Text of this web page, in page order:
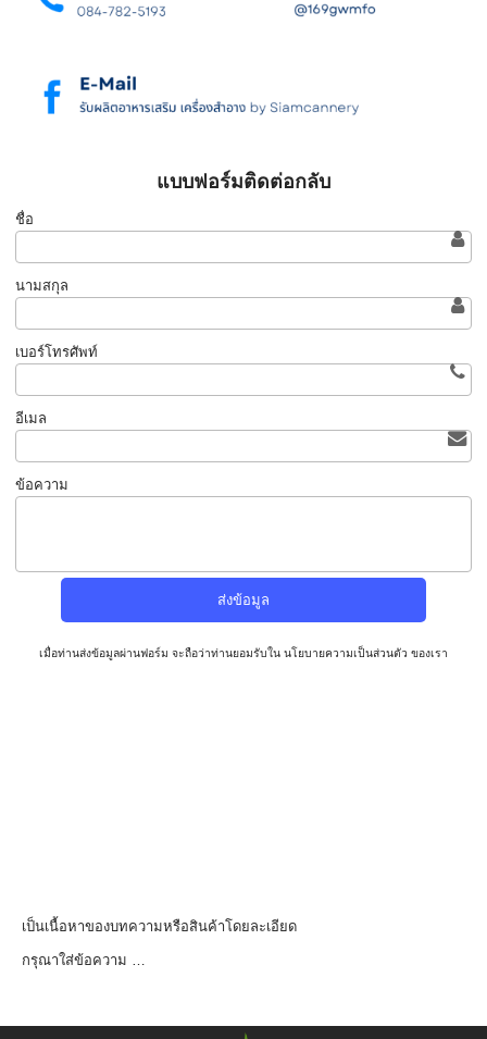
แบบฟอร์มติดต่อกลับ
ชื่อ
นามสกุล
เบอร์โทรศัพท์
อีเมล
ข้อความ
เมื่อท่านส่งข้อมูลผ่านฟอร์ม จะถือว่าท่านยอมรับใน นโยบายความเป็นส่วนตัว ของเรา
เป็นเนื้อหาของบทความหรือสินค้าโดยละเอียด
กรุณาใส่ข้อความ …